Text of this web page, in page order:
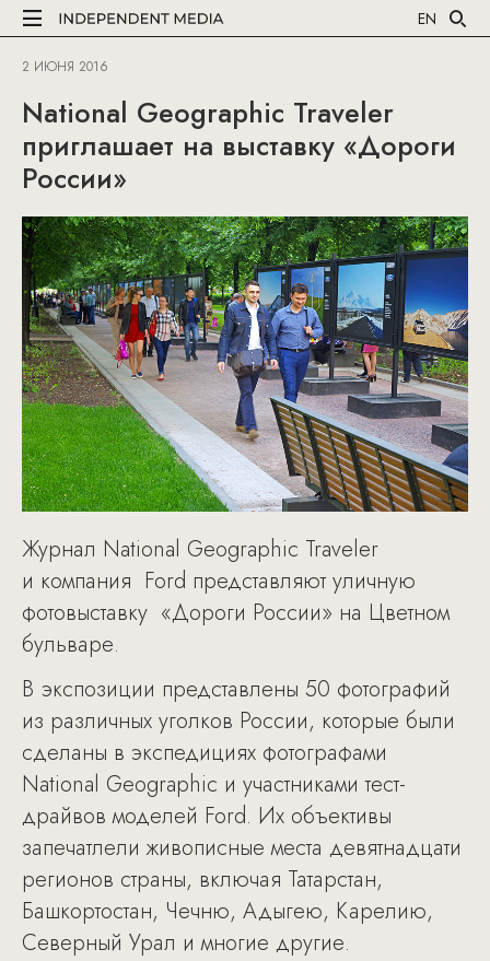
EN
2 ИЮНЯ 2016
National Geographic Traveler
приглашает на выставку «Дороги
России»
Журнал National Geographic Traveler
и компания Ford представляют уличную
фотовыставку «Дороги России» на Цветном
бульваре.
В экспозиции представлены 50 фотографий
из различных уголков России, которые были
сделаны в экспедициях фотографами
National Geographic и участниками тест-
драйвов моделей Ford. Их объективы
запечатлели живописные места девятнадцати
регионов страны, включая Татарстан,
Башкортостан, Чечню, Адыгею, Карелию,
Северный Урал и многие другие.